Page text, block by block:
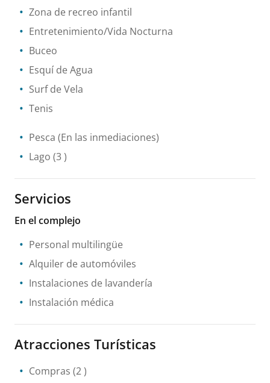
Zona de recreo infantil
Entretenimiento/Vida Nocturna
Buceo
Esquí de Agua
Surf de Vela
Tenis
Pesca (En las inmediaciones)
Lago (3 )
Servicios
En el complejo
Personal multilingüe
Alquiler de automóviles
Instalaciones de lavandería
Instalación médica
Atracciones Turísticas
Compras (2 )